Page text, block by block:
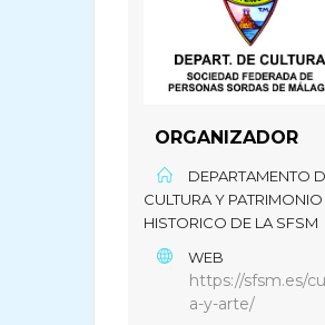
ORGANIZADOR
DEPARTAMENTO
CULTURA Y PATRIMONIO
HISTORICO DE LA SFSM
WEB
https://sfsm.es/
a-y-arte/